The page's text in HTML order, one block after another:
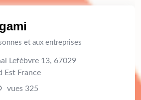
et aux entreprises
Lefèbvre 13, 67029
Est France
vues 325